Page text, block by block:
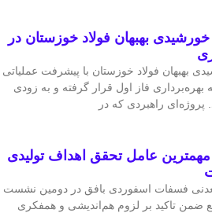
خورشیدی بهبهان فولاد خوزستان در
بهبهان فولاد خوزستان با پیشرفت عملیاتی
بهره‌برداری فاز اول قرار گرفته و به‌ زودی
پروژه‌ای راهبردی که در
عامل تحقق اهداف تولیدی
فسفات اسفوردی بافق در دومین نشست
ضمن تاکید بر لزوم هم‌اندیشی و همفکری